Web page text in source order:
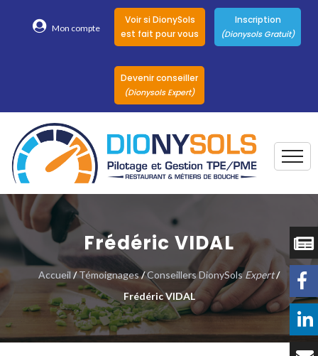
Mon compte
Voir si DionySols
est fait pour vous
Inscription
(Dionysols Gratuit)
Devenir conseiller
(Dionysols Expert)
Nos conseillers
DionySols
Nos versions
Nos autres
Solutions
Témoignages
Frédéric VIDAL
Accueil /Témoignages/Conseillers DionySolsExpert/
Frédéric VIDAL